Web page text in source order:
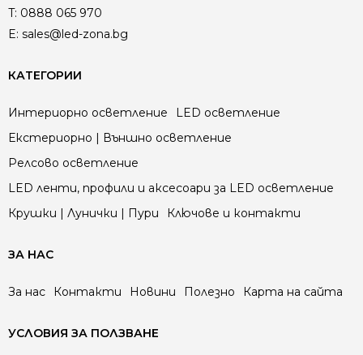
T: 0888 065 970
E: sales@led-zona.bg
КАТЕГОРИИ
Интериорно осветление
LED осветление
Екстериорно | Външно осветление
Релсово осветление
LED ленти, профили и аксесоари за LED осветление
Крушки | Лунички | Пури
Ключове и контакти
ЗА НАС
За нас Контакти Новини Полезно Карта на сайта
УСЛОВИЯ ЗА ПОЛЗВАНЕ